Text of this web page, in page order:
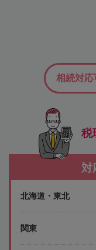
税
相続対応
対
北海道・東北
関東